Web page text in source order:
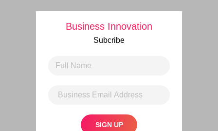
Business Innovation
Subcribe